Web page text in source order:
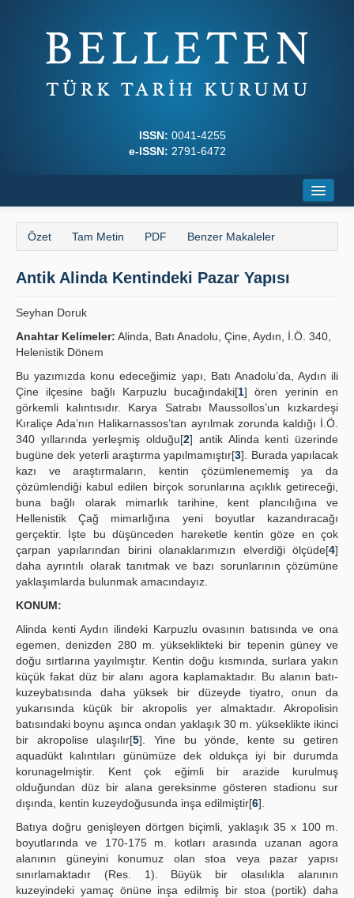
ISSN: 0041-4255
e-ISSN: 2791-6472
Hakkında
Dergi Kurulları
Yazım Kuralları
İlkeler
Yayın Politikaları
Kılavuzlar
İletişim
Özet Tam Metin PDF Benzer Makaleler
Antik Alinda Kentindeki Pazar Yapısı
Seyhan Doruk
Anahtar Kelimeler: Alinda, Batı Anadolu, Çine, Aydın, İ.Ö. 340,
Helenistik Dönem
Bu yazımızda konu edeceğimiz yapı, Batı Anadolu’da, Aydın ili
Çine ilçesine bağlı Karpuzlu bucağındaki[1] ören yerinin en
görkemli kalıntısıdır. Karya Satrabı Maussollos’un kızkardeşi
Kıraliçe Ada’nın Halikarnassos’tan ayrılmak zorunda kaldığı İ.Ö.
340 yıllarında yerleşmiş olduğu[2] antik Alinda kenti üzerinde
bugüne dek yeterli araştırma yapılmamıştır[3]. Burada yapılacak
kazı ve araştırmaların, kentin çözümlenememiş ya da
çözümlendiği kabul edilen birçok sorunlarına açıklık getireceği,
buna bağlı olarak mimarlık tarihine, kent plancılığına ve
Hellenistik Çağ mimarlığına yeni boyutlar kazandıracağı
gerçektir. İşte bu düşünceden hareketle kentin göze en çok
çarpan yapılarından birini olanaklarımızın elverdiği ölçüde[4]
daha ayrıntılı olarak tanıtmak ve bazı sorunlarının çözümüne
yaklaşımlarda bulunmak amacındayız.
KONUM:
Alinda kenti Aydın ilindeki Karpuzlu ovasının batısında ve ona
egemen, denizden 280 m. yükseklikteki bir tepenin güney ve
doğu sırtlarına yayılmıştır. Kentin doğu kısmında, surlara yakın
küçük fakat düz bir alanı agora kaplamaktadır. Bu alanın batı-
kuzeybatısında daha yüksek bir düzeyde tiyatro, onun da
yukarısında küçük bir akropolis yer almaktadır. Akropolisin
batısındaki boynu aşınca ondan yaklaşık 30 m. yükseklikte ikinci
bir akropolise ulaşılır[5]. Yine bu yönde, kente su getiren
aquadükt kalıntıları günümüze dek oldukça iyi bir durumda
korunagelmiştir. Kent çok eğimli bir arazide kurulmuş
olduğundan düz bir alana gereksinme gösteren stadionu sur
dışında, kentin kuzeydoğusunda inşa edilmiştir[6].
Batıya doğru genişleyen dörtgen biçimli, yaklaşık 35 x 100 m.
boyutlarında ve 170-175 m. kotları arasında uzanan agora
alanının güneyini konumuz olan stoa veya pazar yapısı
sınırlamaktadır (Res. 1). Büyük bir olasılıkla alanının
kuzeyindeki yamaç önüne inşa edilmiş bir stoa (portik) daha